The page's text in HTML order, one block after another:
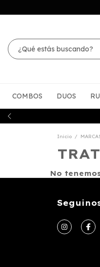
COMBOS DUOS
Inicio /
No